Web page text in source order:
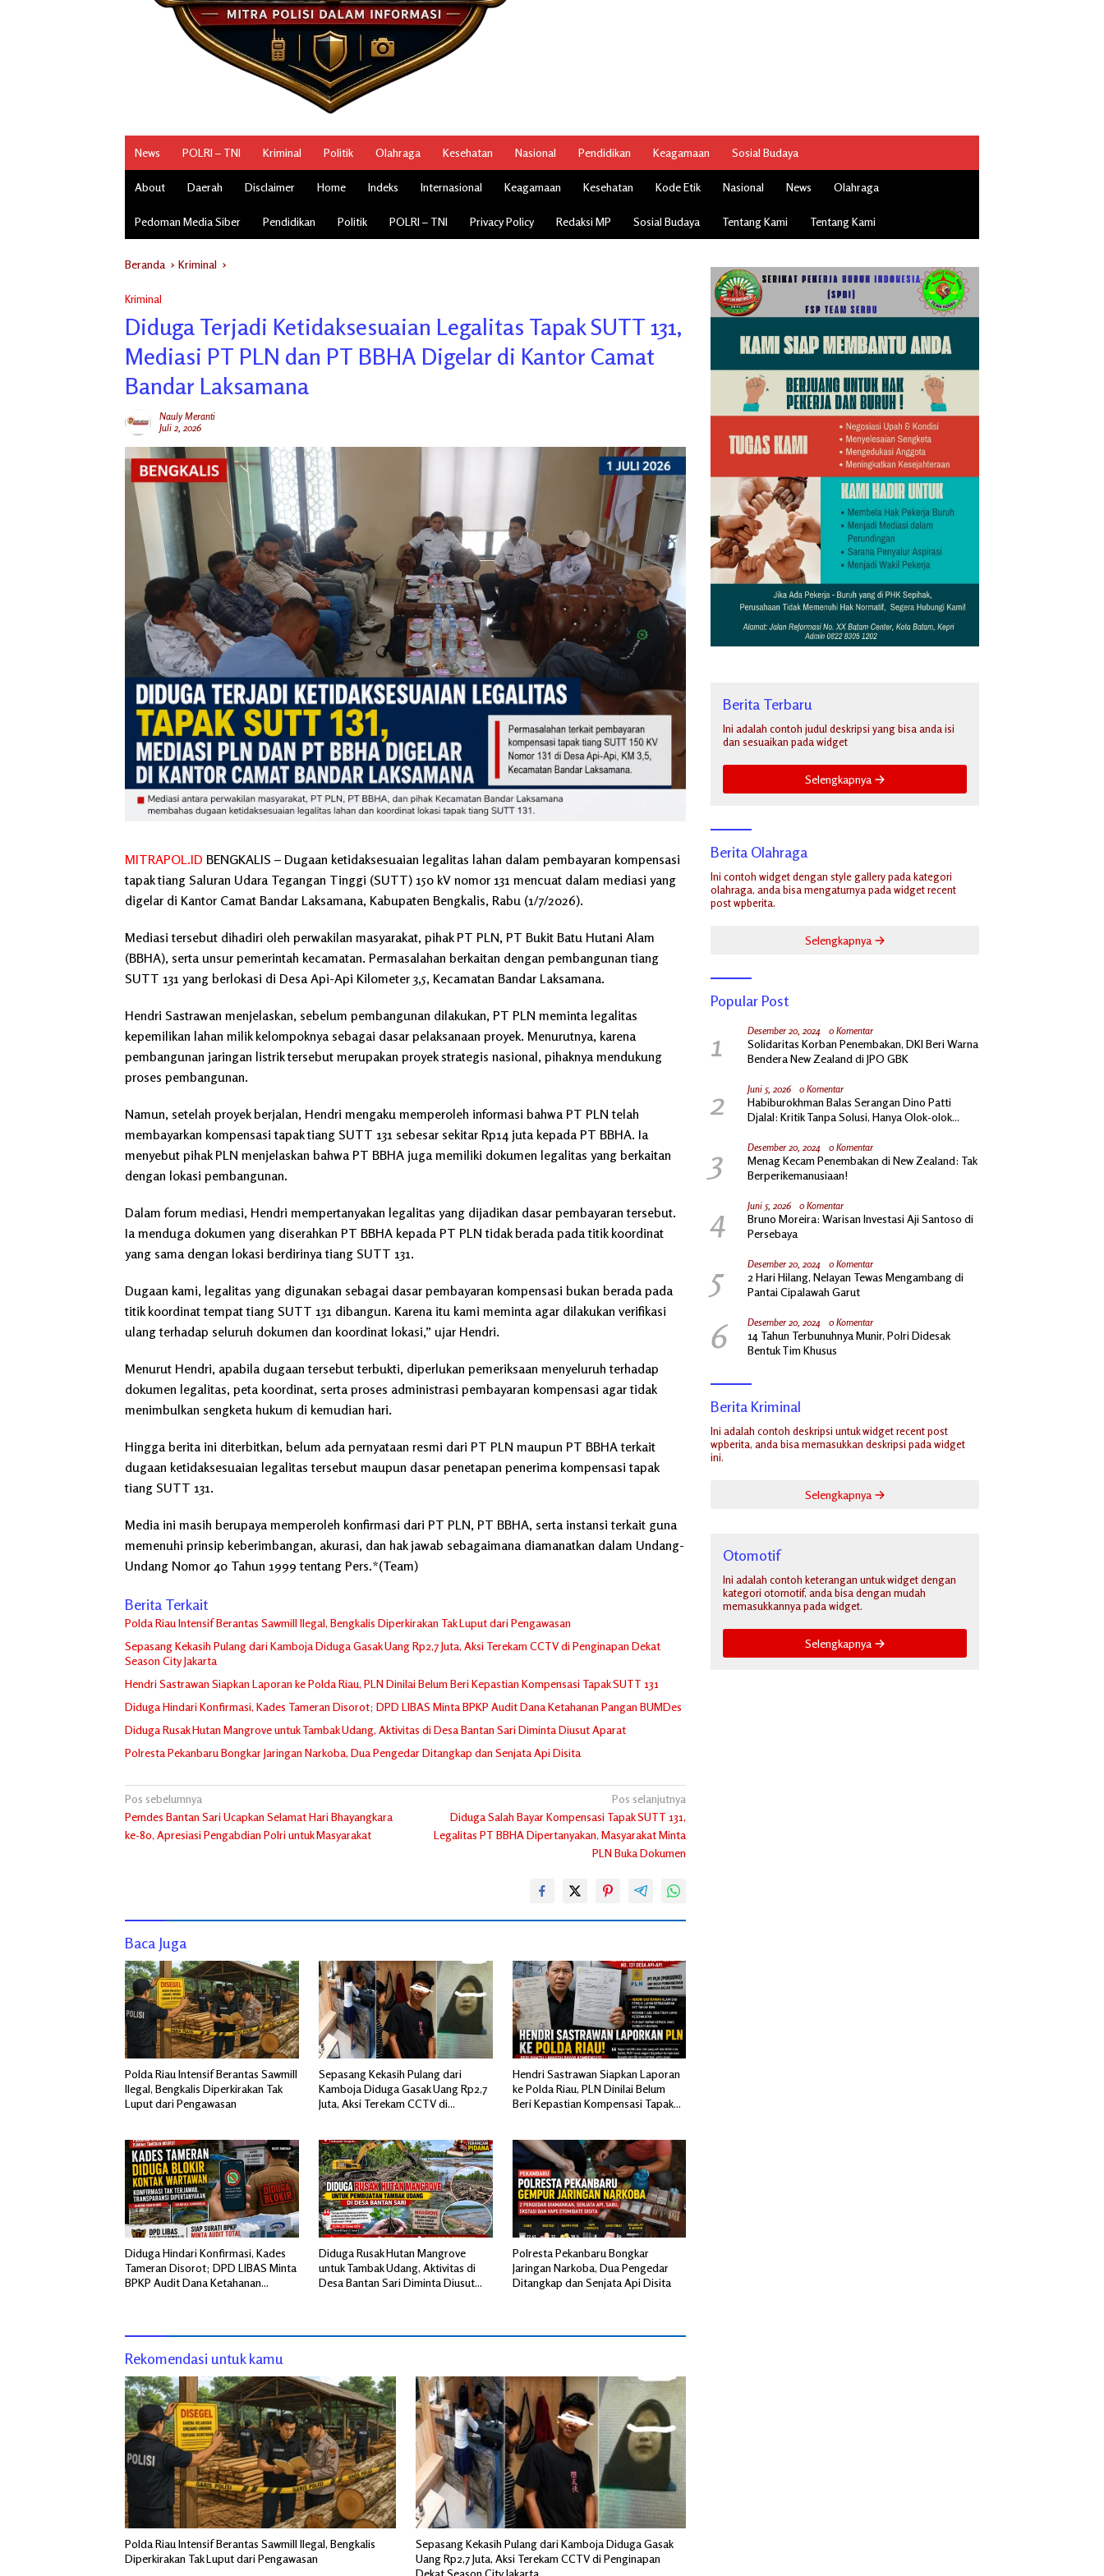
News POLRI – TNI Kriminal Politik Olahraga Kesehatan Nasional Pendidikan Keagamaan Sosial Budaya
About Daerah Disclaimer Home Indeks Internasional Keagamaan Kesehatan Kode Etik Nasional News Olahraga
Pedoman Media Siber Pendidikan Politik POLRI – TNI Privacy Policy Redaksi MP Sosial Budaya Tentang Kami Tentang Kami
Beranda Kriminal
Kriminal
Diduga Terjadi Ketidaksesuaian Legalitas Tapak SUTT 131,
Mediasi PT PLN dan PT BBHA Digelar di Kantor Camat
Bandar Laksamana
Nauly Meranti
Juli 2, 2026
MITRAPOL.ID BENGKALIS – Dugaan ketidaksesuaian legalitas lahan dalam pembayaran kompensasi
tapak tiang Saluran Udara Tegangan Tinggi (SUTT) 150 kV nomor 131 mencuat dalam mediasi yang
digelar di Kantor Camat Bandar Laksamana, Kabupaten Bengkalis, Rabu (1/7/2026).
Mediasi tersebut dihadiri oleh perwakilan masyarakat, pihak PT PLN, PT Bukit Batu Hutani Alam
(BBHA), serta unsur pemerintah kecamatan. Permasalahan berkaitan dengan pembangunan tiang
SUTT 131 yang berlokasi di Desa Api-Api Kilometer 3,5, Kecamatan Bandar Laksamana.
Hendri Sastrawan menjelaskan, sebelum pembangunan dilakukan, PT PLN meminta legalitas
kepemilikan lahan milik kelompoknya sebagai dasar pelaksanaan proyek. Menurutnya, karena
pembangunan jaringan listrik tersebut merupakan proyek strategis nasional, pihaknya mendukung
proses pembangunan.
Namun, setelah proyek berjalan, Hendri mengaku memperoleh informasi bahwa PT PLN telah
membayarkan kompensasi tapak tiang SUTT 131 sebesar sekitar Rp14 juta kepada PT BBHA. Ia
menyebut pihak PLN menjelaskan bahwa PT BBHA juga memiliki dokumen legalitas yang berkaitan
dengan lokasi pembangunan.
Dalam forum mediasi, Hendri mempertanyakan legalitas yang dijadikan dasar pembayaran tersebut.
Ia menduga dokumen yang diserahkan PT BBHA kepada PT PLN tidak berada pada titik koordinat
yang sama dengan lokasi berdirinya tiang SUTT 131.
Dugaan kami, legalitas yang digunakan sebagai dasar pembayaran kompensasi bukan berada pada
titik koordinat tempat tiang SUTT 131 dibangun. Karena itu kami meminta agar dilakukan verifikasi
ulang terhadap seluruh dokumen dan koordinat lokasi,” ujar Hendri.
Menurut Hendri, apabila dugaan tersebut terbukti, diperlukan pemeriksaan menyeluruh terhadap
dokumen legalitas, peta koordinat, serta proses administrasi pembayaran kompensasi agar tidak
menimbulkan sengketa hukum di kemudian hari.
Hingga berita ini diterbitkan, belum ada pernyataan resmi dari PT PLN maupun PT BBHA terkait
dugaan ketidaksesuaian legalitas tersebut maupun dasar penetapan penerima kompensasi tapak
tiang SUTT 131.
Media ini masih berupaya memperoleh konfirmasi dari PT PLN, PT BBHA, serta instansi terkait guna
memenuhi prinsip keberimbangan, akurasi, dan hak jawab sebagaimana diamanatkan dalam Undang-
Undang Nomor 40 Tahun 1999 tentang Pers.*(Team)
Berita Terkait
Polda Riau Intensif Berantas Sawmill Ilegal, Bengkalis Diperkirakan Tak Luput dari Pengawasan
Sepasang Kekasih Pulang dari Kamboja Diduga Gasak Uang Rp2,7 Juta, Aksi Terekam CCTV di Penginapan Dekat
Season City Jakarta
Hendri Sastrawan Siapkan Laporan ke Polda Riau, PLN Dinilai Belum Beri Kepastian Kompensasi Tapak SUTT 131
Diduga Hindari Konfirmasi, Kades Tameran Disorot; DPD LIBAS Minta BPKP Audit Dana Ketahanan Pangan BUMDes
Diduga Rusak Hutan Mangrove untuk Tambak Udang, Aktivitas di Desa Bantan Sari Diminta Diusut Aparat
Polresta Pekanbaru Bongkar Jaringan Narkoba, Dua Pengedar Ditangkap dan Senjata Api Disita
Navigasi
pos
Pos sebelumnya
Pemdes Bantan Sari Ucapkan Selamat Hari Bhayangkara
ke-80, Apresiasi Pengabdian Polri untuk Masyarakat
Pos selanjutnya
Diduga Salah Bayar Kompensasi Tapak SUTT 131,
Legalitas PT BBHA Dipertanyakan, Masyarakat Minta
PLN Buka Dokumen
Baca Juga
Polda Riau Intensif Berantas Sawmill
Ilegal, Bengkalis Diperkirakan Tak
Luput dari Pengawasan
Sepasang Kekasih Pulang dari
Kamboja Diduga Gasak Uang Rp2,7
Juta, Aksi Terekam CCTV di
Hendri Sastrawan Siapkan Laporan
ke Polda Riau, PLN Dinilai Belum
Beri Kepastian Kompensasi Tapak
Diduga Hindari Konfirmasi, Kades
Tameran Disorot; DPD LIBAS Minta
BPKP Audit Dana Ketahanan
Diduga Rusak Hutan Mangrove
untuk Tambak Udang, Aktivitas di
Desa Bantan Sari Diminta Diusut
Polresta Pekanbaru Bongkar
Jaringan Narkoba, Dua Pengedar
Ditangkap dan Senjata Api Disita
Rekomendasi untuk kamu
Polda Riau Intensif Berantas Sawmill Ilegal, Bengkalis
Diperkirakan Tak Luput dari Pengawasan
Sepasang Kekasih Pulang dari Kamboja Diduga Gasak
Uang Rp2,7 Juta, Aksi Terekam CCTV di Penginapan
Berita Terbaru
Ini adalah contoh judul deskripsi yang bisa anda isi
dan sesuaikan pada widget
Selengkapnya
Berita Olahraga
Ini contoh widget dengan style gallery pada kategori
olahraga, anda bisa mengaturnya pada widget recent
post wpberita.
Selengkapnya
Popular Post
1 Desember 20, 2024 0 Komentar
Solidaritas Korban Penembakan, DKI Beri Warna
Bendera New Zealand di JPO GBK
2 Juni 5, 2026 0 Komentar
Habiburokhman Balas Serangan Dino Patti
Djalal: Kritik Tanpa Solusi, Hanya Olok-olok
3 Desember 20, 2024 0 Komentar
Menag Kecam Penembakan di New Zealand: Tak
Berperikemanusiaan!
4 Juni 5, 2026 0 Komentar
Bruno Moreira: Warisan Investasi Aji Santoso di
Persebaya
5 Desember 20, 2024 0 Komentar
2 Hari Hilang, Nelayan Tewas Mengambang di
Pantai Cipalawah Garut
6 Desember 20, 2024 0 Komentar
14 Tahun Terbunuhnya Munir, Polri Didesak
Bentuk Tim Khusus
Berita Kriminal
Ini adalah contoh deskripsi untuk widget recent post
wpberita, anda bisa memasukkan deskripsi pada widget
ini.
Selengkapnya
Otomotif
Ini adalah contoh keterangan untuk widget dengan
kategori otomotif, anda bisa dengan mudah
memasukkannya pada widget.
Selengkapnya